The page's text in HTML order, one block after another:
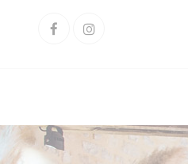
FacebookInstagram